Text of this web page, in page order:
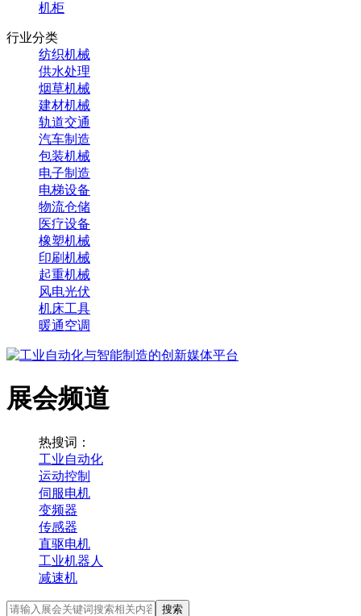
机柜
行业分类
纺织机械
供水处理
烟草机械
建材机械
轨道交通
汽车制造
包装机械
电子制造
电梯设备
物流仓储
医疗设备
橡塑机械
印刷机械
起重机械
风电光伏
机床工具
暖通空调
展会频道
热搜词：
工业自动化
运动控制
伺服电机
变频器
传感器
直驱电机
工业机器人
减速机
搜索